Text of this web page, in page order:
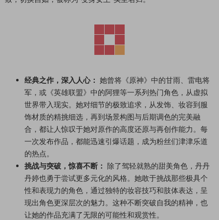
经典之作，深入人心： 她曾将《原神》中的甘雨、雷电将
军，或《英雄联盟》中的阿狸等一系列热门角色，从虚拟
世界带入现实。她对细节的极致追求，从发饰、妆容到服
饰材质的精挑细选，再到场景构图与后期调色的完美融
合，都让人惊叹于她对原作的高度还原与再创作能力。每
一次发布作品，都能迅速引爆话题，成为粉丝们津津乐道
的热点。
挑战与突破，惊喜不断： 除了驾轻就熟的甜美角色，丹丹
丹婷也勇于尝试更多元化的风格。她敢于挑战那些极具个
性和表现力的角色，通过独特的妆容技巧和肢体表达，呈
现出角色更深层次的魅力。这种不断突破自我的精神，也
让她的作品充满了无限的可能性和观赏性。